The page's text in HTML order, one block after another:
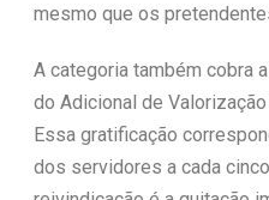
mesmo que os
A categoria também cobra
do Adicional de
Essa gratificação
dos servidores a cada